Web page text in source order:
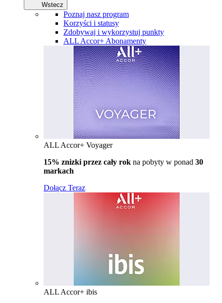
Wstecz
Poznaj nasz program
Korzyści i statusy
Zdobywaj i wykorzystuj punkty
ALL Accor+ Abonamenty
ALL Accor+ Voyager
15% znizki przez cały rok na pobyty w ponad 30
markach
Dołącz Teraz
ALL Accor+ ibis